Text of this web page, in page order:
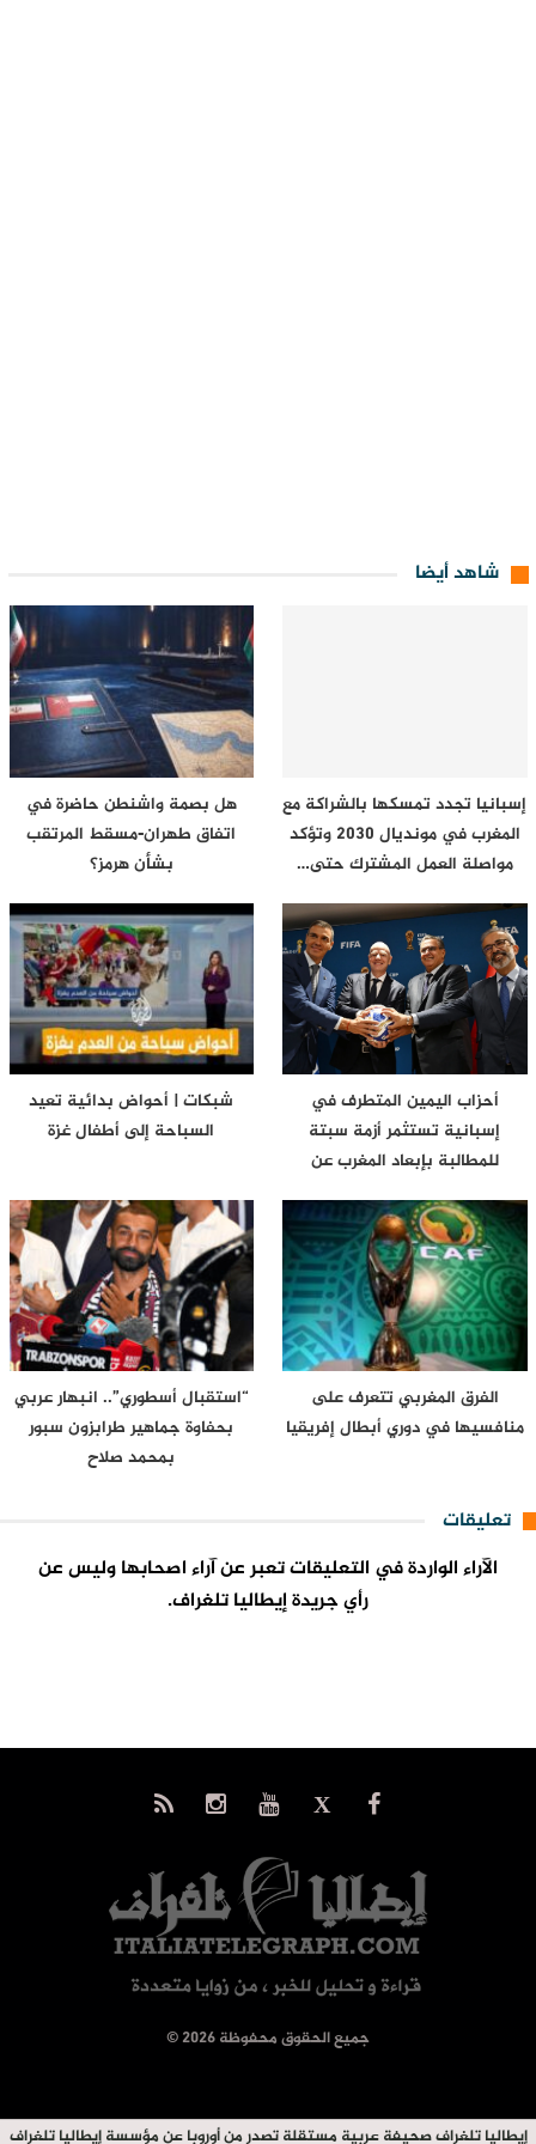
شاهد أيضا
إسبانيا تجدد تمسكها بالشراكة مع
المغرب في مونديال 2030 وتؤكد
مواصلة العمل المشترك حتى…
هل بصمة واشنطن حاضرة في
اتفاق طهران-مسقط المرتقب
بشأن هرمز؟
أحزاب اليمين المتطرف في
إسبانية تستثمر أزمة سبتة
للمطالبة بإبعاد المغرب عن
شبكات | أحواض بدائية تعيد
السباحة إلى أطفال غزة
الفرق المغربي تتعرف على
منافسيها في دوري أبطال إفريقيا
“استقبال أسطوري”.. انبهار عربي
بحفاوة جماهير طرابزون سبور
بمحمد صلاح
تعليقات
الآراء الواردة في التعليقات تعبر عن آراء اصحابها وليس عن
رأي جريدة إيطاليا تلغراف.
© جميع الحقوق محفوظة 2026
إيطاليا تلغراف صحيفة عربية مستقلة تصدر من أوروبا عن مؤسسة إيطاليا تلغراف